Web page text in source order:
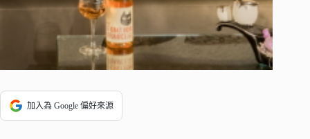
加入為 Google 偏好來源